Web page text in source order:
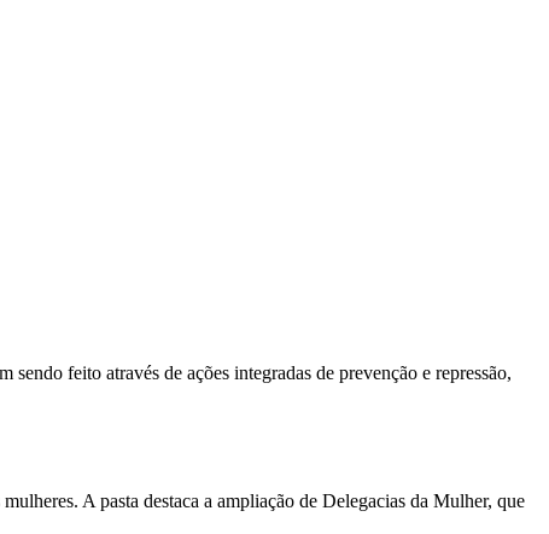
feito através de ações integradas de prevenção e repressão,
A pasta destaca a ampliação de Delegacias da Mulher, que